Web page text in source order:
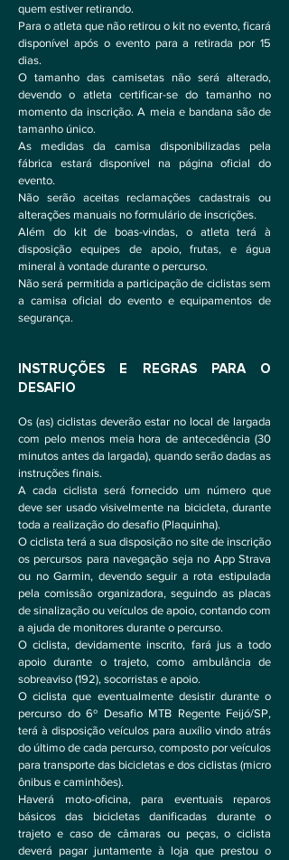
quem estiver retirando.
Para o atleta que não retirou o kit no evento, ficará
disponível após o evento para a retirada por 15
dias.
O tamanho das camisetas não será alterado,
devendo o atleta certificar-se do tamanho no
momento da inscrição. A meia e bandana são de
tamanho único.
As medidas da camisa disponibilizadas pela
fábrica estará disponível na página oficial do
evento.
Não serão aceitas reclamações cadastrais ou
alterações manuais no formulário de inscrições.
Além do kit de boas-vindas, o atleta terá à
disposição equipes de apoio, frutas, e água
mineral à vontade durante o percurso.
Não será permitida a participação de ciclistas sem
a camisa oficial do evento e equipamentos de
segurança.
INSTRUÇÕES E REGRAS PARA O
DESAFIO
Os (as) ciclistas deverão estar no local de largada
com pelo menos meia hora de antecedência (30
minutos antes da largada), quando serão dadas as
instruções finais.
A cada ciclista será fornecido um número que
deve ser usado visivelmente na bicicleta, durante
toda a realização do desafio (Plaquinha).
O ciclista terá a sua disposição no site de inscrição
os percursos para navegação seja no App Strava
ou no Garmin, devendo seguir a rota estipulada
pela comissão organizadora, seguindo as placas
de sinalização ou veículos de apoio, contando com
a ajuda de monitores durante o percurso.
O ciclista, devidamente inscrito, fará jus a todo
apoio durante o trajeto, como ambulância de
sobreaviso (192), socorristas e apoio.
O ciclista que eventualmente desistir durante o
percurso do 6º Desafio MTB Regente Feijó/SP,
terá à disposição veículos para auxílio vindo atrás
do último de cada percurso, composto por veículos
para transporte das bicicletas e dos ciclistas (micro
ônibus e caminhões).
Haverá moto-oficina, para eventuais reparos
básicos das bicicletas danificadas durante o
trajeto e caso de câmaras ou peças, o ciclista
deverá pagar juntamente à loja que prestou o